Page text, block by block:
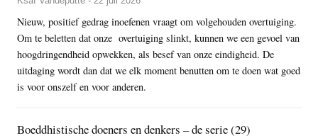
Nieuw, positief gedrag inoefenen vraagt om volgehouden overtuiging.
Om te beletten dat onze overtuiging slinkt, kunnen we een gevoel van
hoogdringendheid opwekken, als besef van onze eindigheid. De
uitdaging wordt dan dat we elk moment benutten om te doen wat goed
is voor onszelf en voor anderen.
Boeddhistische doeners en denkers – de serie (29)